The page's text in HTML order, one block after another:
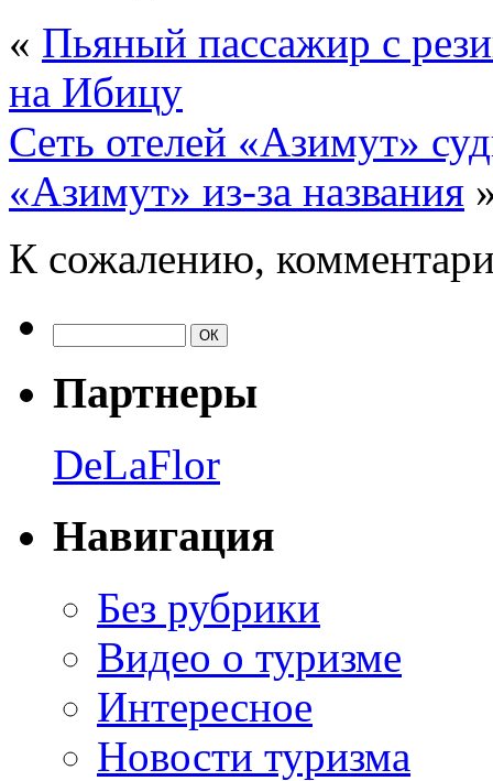
« Пьяный пассажир с
на Ибицу
Сеть отелей «Азимут»
«Азимут» из-за названия
К сожалению,
Партнеры
DeLaFlor
Навигация
Без рубрики
Видео о туризме
Интересное
Новости туризма